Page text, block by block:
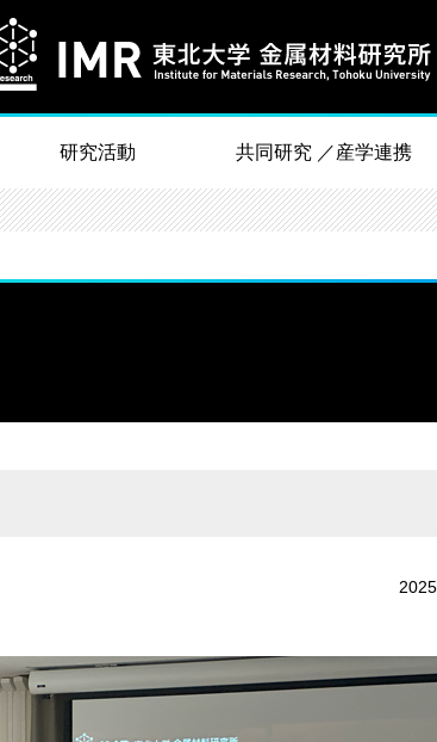
研究活動 共同研究 ／産学連携